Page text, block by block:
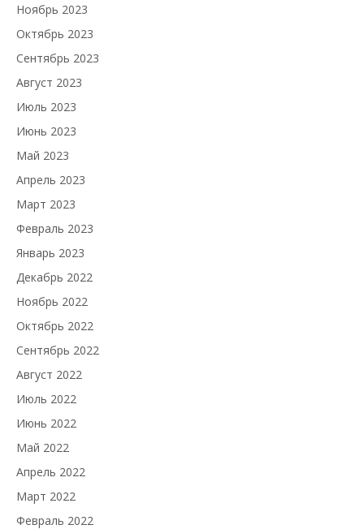
Ноябрь 2023
Октябрь 2023
Сентябрь 2023
Август 2023
Июль 2023
Июнь 2023
Май 2023
Апрель 2023
Март 2023
Февраль 2023
Январь 2023
Декабрь 2022
Ноябрь 2022
Октябрь 2022
Сентябрь 2022
Август 2022
Июль 2022
Июнь 2022
Май 2022
Апрель 2022
Март 2022
Февраль 2022